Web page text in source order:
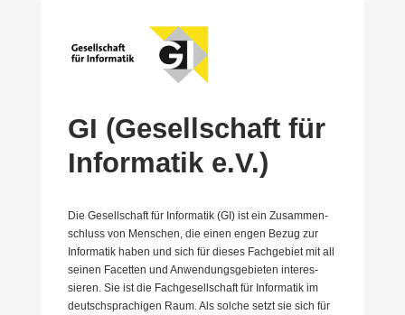
GI (Gesell­schaft für
Infor­matik e.V.)
Die Gesell­schaft für Infor­matik (GI) ist ein Zusam­men­
schluss von Menschen, die einen engen Bezug zur
Infor­matik haben und sich für dieses Fachgebiet mit all
seinen Facetten und Anwen­dungs­ge­bieten inter­es­
sieren. Sie ist die Fachge­sell­schaft für Infor­matik im
deutsch­spra­chigen Raum. Als solche setzt sie sich für